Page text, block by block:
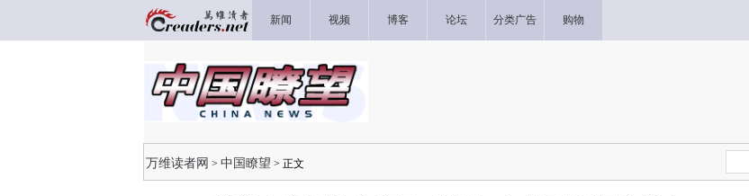
新闻 视频 博客 论坛 分类广告 购物
万维读者网 > 中国瞭望 > 正文